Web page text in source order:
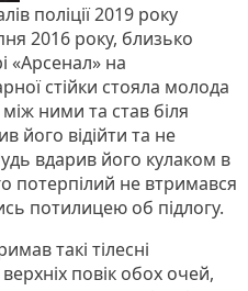
поліції 2019 року
2016 року, близько
«Арсенал» на
стійки стояла молода
ними та став біля
його відійти та не
вдарив його кулаком в
потерпілий не втримався
потилицею об підлогу.
такі тілесні
повік обох очей,